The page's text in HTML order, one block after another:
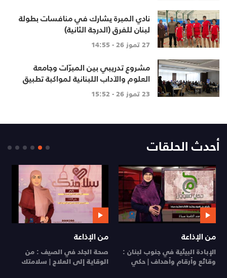
نادي المبرة يشارك في منافسات بطولة
لبنان للفرق (الدرجة الثانية)
27 تموز 26 - 14:55
مشروع تدريبي بين المبرّات وجامعة
العلوم والآداب اللبنانية لمواكبة تطبيق
المنهاج اللبناني المطوّ
23 تموز 26 - 15:52
أحدث الحلقات
من الإذاعة
الإبادة البيئية في جنوب لبنان :
وقائع وأرقام وأهداف | حكي
مسؤول
من الإذاعة
صحة الجلد في الصيف : من
الوقاية إلى العلاج | سلامتك